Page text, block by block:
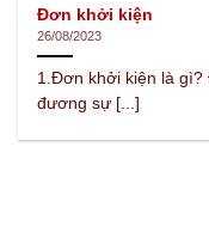
Đơn khởi kiện
26/08/2023
1.Đơn khởi kiện là gì?
đương sự [...]